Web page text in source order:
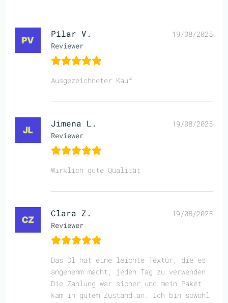
Pilar V.
Reviewer
19/08/2025
Ausgezeichneter Kauf
Jimena L.
Reviewer
19/08/2025
Wirklich gute Qualität
Clara Z.
Reviewer
19/08/2025
Das Öl hat eine leichte Textur, die es
angenehm macht, jeden Tag zu verwenden.
Die Zahlung war sicher und mein Paket
kam in gutem Zustand an. Ich bin sowohl